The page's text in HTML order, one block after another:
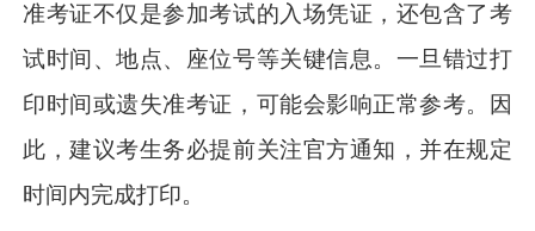
准考证不仅是参加考试的入场凭证，还包含了考
试时间、地点、座位号等关键信息。一旦错过打
印时间或遗失准考证，可能会影响正常参考。因
此，建议考生务必提前关注官方通知，并在规定
时间内完成打印。